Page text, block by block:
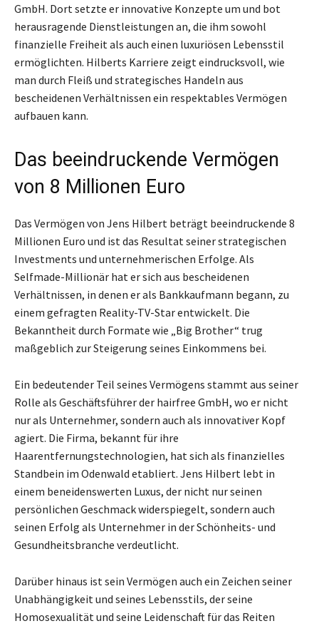
GmbH. Dort setzte er innovative Konzepte um und bot
herausragende Dienstleistungen an, die ihm sowohl
finanzielle Freiheit als auch einen luxuriösen Lebensstil
ermöglichten. Hilberts Karriere zeigt eindrucksvoll, wie
man durch Fleiß und strategisches Handeln aus
bescheidenen Verhältnissen ein respektables Vermögen
aufbauen kann.
Das beeindruckende Vermögen
von 8 Millionen Euro
Das Vermögen von Jens Hilbert beträgt beeindruckende 8
Millionen Euro und ist das Resultat seiner strategischen
Investments und unternehmerischen Erfolge. Als
Selfmade-Millionär hat er sich aus bescheidenen
Verhältnissen, in denen er als Bankkaufmann begann, zu
einem gefragten Reality-TV-Star entwickelt. Die
Bekanntheit durch Formate wie „Big Brother“ trug
maßgeblich zur Steigerung seines Einkommens bei.
Ein bedeutender Teil seines Vermögens stammt aus seiner
Rolle als Geschäftsführer der hairfree GmbH, wo er nicht
nur als Unternehmer, sondern auch als innovativer Kopf
agiert. Die Firma, bekannt für ihre
Haarentfernungstechnologien, hat sich als finanzielles
Standbein im Odenwald etabliert. Jens Hilbert lebt in
einem beneidenswerten Luxus, der nicht nur seinen
persönlichen Geschmack widerspiegelt, sondern auch
seinen Erfolg als Unternehmer in der Schönheits- und
Gesundheitsbranche verdeutlicht.
Darüber hinaus ist sein Vermögen auch ein Zeichen seiner
Unabhängigkeit und seines Lebensstils, der seine
Homosexualität und seine Leidenschaft für das Reiten